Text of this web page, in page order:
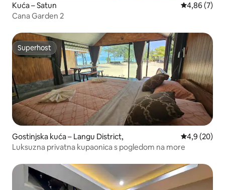
Kuća – Satun Prosječna
4,86 (7)
Cana​ Garden​ 2​
Superhost
Superhost
Gostinjska kuća – Langu District, Prosječna
4,9 (20)
Luksuzna privatna kupaonica s pogledom na more